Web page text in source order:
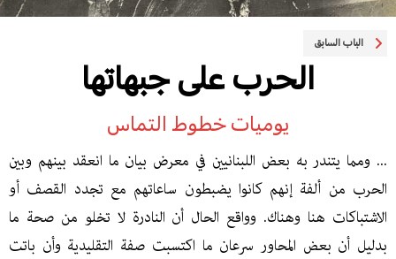
الحرب على جبهاتها
يوميات خطوط التماس
... ومما يتندر به بعض اللبنانيين في معرض بيان ما انعقد بينهم وبين
الحرب من ألفة إنهم كانوا يضبطون ساعاتهم مع تجدد القصف أو
الاشتباكات هنا وهناك. وواقع الحال أن النادرة لا تخلو من صحة ما
بدليل أن بعض المحاور سرعان ما اكتسبت صفة التقليدية وأن باتت